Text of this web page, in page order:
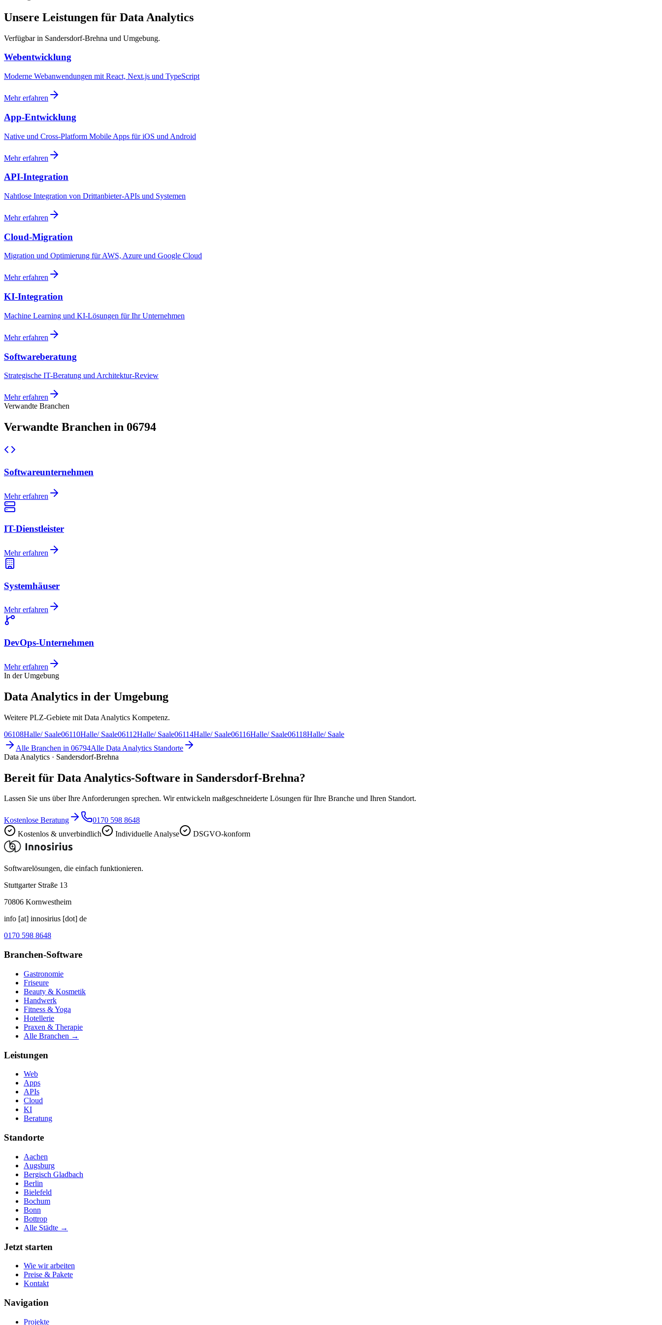
Unsere Leistungen für Data Analytics
Verfügbar in Sandersdorf-Brehna und Umgebung.
Webentwicklung
Moderne Webanwendungen mit React, Next.js und TypeScript
Mehr erfahren
App-Entwicklung
Native und Cross-Platform Mobile Apps für iOS und Android
Mehr erfahren
API-Integration
Nahtlose Integration von Drittanbieter-APIs und Systemen
Mehr erfahren
Cloud-Migration
Migration und Optimierung für AWS, Azure und Google Cloud
Mehr erfahren
KI-Integration
Machine Learning und KI-Lösungen für Ihr Unternehmen
Mehr erfahren
Softwareberatung
Strategische IT-Beratung und Architektur-Review
Mehr erfahren
Verwandte Branchen
Verwandte Branchen in 06794
Softwareunternehmen
Mehr erfahren
IT-Dienstleister
Mehr erfahren
Systemhäuser
Mehr erfahren
DevOps-Unternehmen
Mehr erfahren
In der Umgebung
Data Analytics in der Umgebung
Weitere PLZ-Gebiete mit Data Analytics Kompetenz.
06108Halle/ Saale06110Halle/ Saale06112Halle/ Saale06114Halle/ Saale06116Halle/ Saale06118Halle/ Saale
Alle Branchen in 06794Alle Data Analytics Standorte
Data Analytics · Sandersdorf-Brehna
Bereit für Data Analytics-Software in Sandersdorf-Brehna?
Lassen Sie uns über Ihre Anforderungen sprechen. Wir entwickeln maßgeschneiderte Lösungen für Ihre Branche und Ihren Standort.
Kostenlose Beratung
0170 598 8648
Kostenlos & unverbindlich
Individuelle Analyse DSGVO-konform
Softwarelösungen, die einfach funktionieren.
Stuttgarter Straße 13
70806 Kornwestheim
info [at] innosirius [dot] de
0170 598 8648
Branchen-Software
Gastronomie
Friseure
Beauty & Kosmetik
Handwerk
Fitness & Yoga
Hotellerie
Praxen & Therapie
Alle Branchen →
Leistungen
Web
Apps
APIs
Cloud
KI
Beratung
Standorte
Aachen
Augsburg
Bergisch Gladbach
Berlin
Bielefeld
Bochum
Bonn
Bottrop
Alle Städte →
Jetzt starten
Wie wir arbeiten
Preise & Pakete
Kontakt
Navigation
Projekte